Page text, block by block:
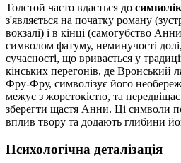
Толстой часто вдається до
з'являється на початку роману
вокзалі) і в кінці (самогубство
символом фатуму, неминучості
сучасності, що вривається у
кінських перегонів, де Вронський
Фру-Фру, символізує його
межує з жорстокістю, та
зберегти щастя Анни. Ці символи
вплив твору та додають глибини
Психологічна деталізація